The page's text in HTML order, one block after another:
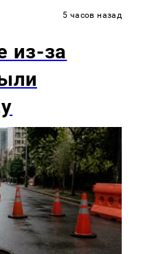
5 часов назад
из-за